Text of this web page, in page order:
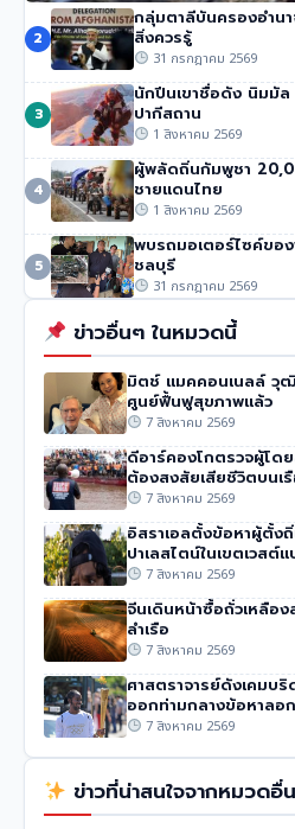
ทรัมป์เผย ‘Board of Peace’ บ
มาส
305 วิว• 31 กรกฎาคม 2569
2
กลุ่มตาลีบันครองอำน
สิ่งควรรู้
31 กรกฎาคม 2569
3
นักปีนเขาชื่อดัง นิมมัล
ปากีสถาน
1 สิงหาคม 2569
4
ผู้พลัดถิ่นกัมพูชา
ชายแดนไทย
1 สิงหาคม 2569
5
พบรถมอเตอร์ไซค์ขอ
ชลบุรี
31 กรกฎาคม 2569
ข่าวอื่นๆ ในหมวดนี้
มิตช์ แมคคอนเนลล์ วุ
ศูนย์ฟื้นฟูสุขภาพแล้ว
7 สิงหาคม 2569
ดีอาร์คองโกตรวจผู้โด
ต้องสงสัยเสียชีวิตบนเ
7 สิงหาคม 2569
อิสราเอลตั้งข้อหาผู้ตั้ง
ปาเลสไตน์ในเขตเวสต์
7 สิงหาคม 2569
จีนเดินหน้าซื้อถั่วเหลือ
ลำเรือ
7 สิงหาคม 2569
ศาสตราจารย์ดังเคมบริ
ออกท่ามกลางข้อหาลอ
7 สิงหาคม 2569
ข่าวที่น่าสนใจจากหมวดอื่